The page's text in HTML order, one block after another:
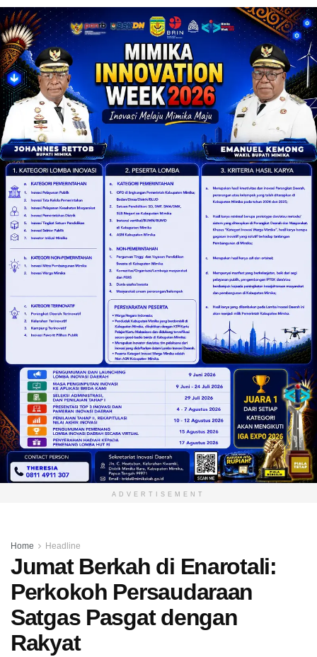
ADVERTISEMENT
Home Headline
Jumat Berkah di Enarotali:
Perkokoh Persaudaraan
Satgas Pasgat dengan
Rakyat